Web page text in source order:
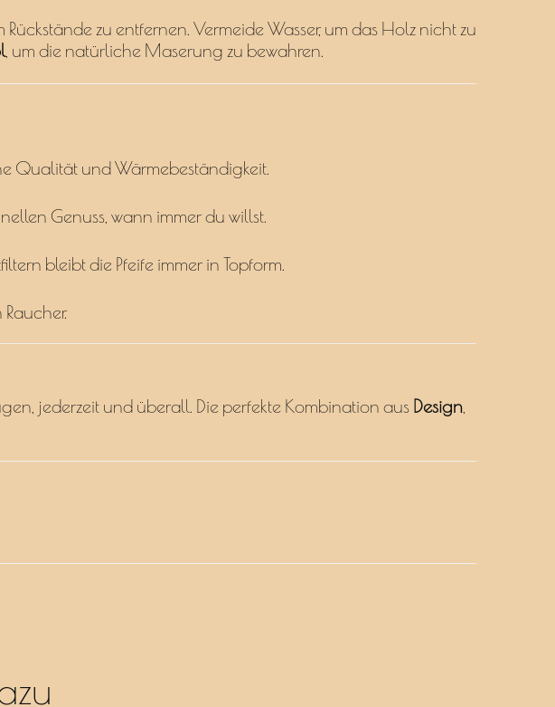
zu entfernen. Vermeide Wasser, um das Holz nicht zu
, um die natürliche Maserung zu bewahren.
Qualität und Wärmebeständigkeit.
Genuss, wann immer du willst.
bleibt die Pfeife immer in Topform.
jederzeit und überall. Die perfekte Kombination aus Design,